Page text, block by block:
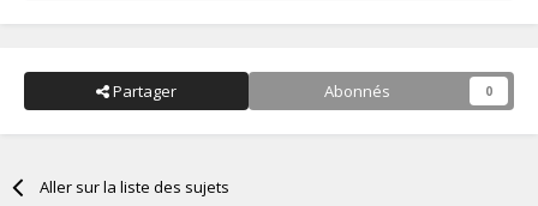
Partager Abonnés 0
Aller sur la liste des sujets